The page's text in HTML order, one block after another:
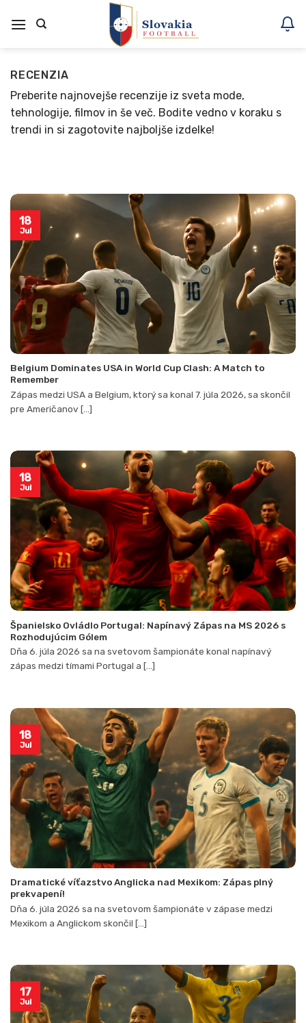
na
RECENZIA
Preberite najnovejše recenzije iz sveta mode,
tehnologije, filmov in še več. Bodite vedno v koraku s
trendi in si zagotovite najboljše izdelke!
Belgium Dominates USA in World Cup Clash: A Match to
Remember
Zápas medzi USA a Belgium, ktorý sa konal 7. júla 2026, sa skončil
pre Američanov [...]
18
Jul
Španielsko Ovládlo Portugal: Napínavý Zápas na MS 2026 s
Rozhodujúcim Gólem
Dňa 6. júla 2026 sa na svetovom šampionáte konal napínavý
zápas medzi tímami Portugal a [...]
18
Jul
Dramatické víťazstvo Anglicka nad Mexikom: Zápas plný
prekvapení!
Dňa 6. júla 2026 sa na svetovom šampionáte v zápase medzi
Mexikom a Anglickom skončil [...]
18
Jul
17
Jul